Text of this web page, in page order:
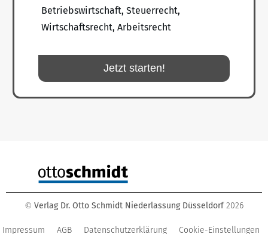
Betriebswirtschaft, Steuerrecht,
Wirtschaftsrecht, Arbeitsrecht
Jetzt starten!
© Verlag Dr. Otto Schmidt Niederlassung Düsseldorf 2026
Impressum AGB Datenschutzerklärung Cookie-Einstellungen